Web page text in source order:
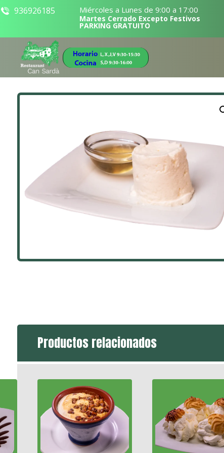
936926185 Miércoles a Lunes de 9:00 a 17:00
Martes Cerrado Excepto Festivos
PARKING GRATUITO
Productos relacionados